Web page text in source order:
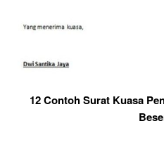
12 Contoh Surat Kuasa